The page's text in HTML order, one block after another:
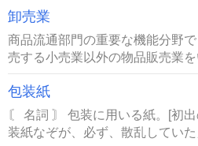
卸売業
商品流通部門の重要な機能分野
売する小売業以外の物品販売業
包装紙
〘 名詞 〙 包装に用いる紙。[初
装紙なぞが、必ず、散乱してい